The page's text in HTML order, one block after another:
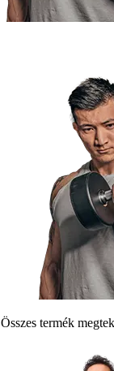
Összes termék